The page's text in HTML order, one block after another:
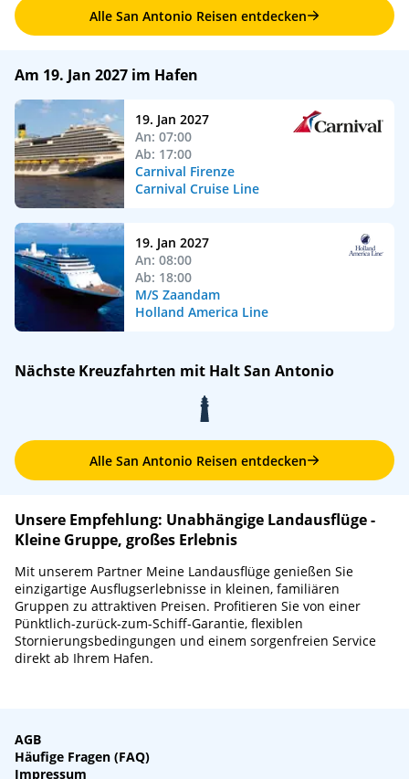
Alle San Antonio Reisen entdecken
Am 19. Jan 2027 im Hafen
19. Jan 2027
An: 07:00
Ab: 17:00
Carnival Firenze
Carnival Cruise Line
19. Jan 2027
An: 08:00
Ab: 18:00
M/S Zaandam
Holland America Line
Nächste Kreuzfahrten mit Halt San Antonio
Alle San Antonio Reisen entdecken
Unsere Empfehlung: Unabhängige Landausflüge -
Kleine Gruppe, großes Erlebnis
Mit unserem Partner Meine Landausflüge genießen Sie
einzigartige Ausflugserlebnisse in kleinen, familiären
Gruppen zu attraktiven Preisen. Profitieren Sie von einer
Pünktlich-zurück-zum-Schiff-Garantie, flexiblen
Stornierungsbedingungen und einem sorgenfreien Service
direkt ab Ihrem Hafen.
AGB
Häufige Fragen (FAQ)
Impressum